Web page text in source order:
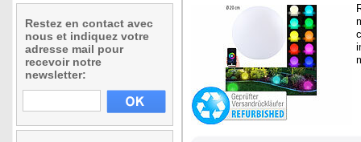
Restez en contact avec
nous et indiquez votre
adresse mail pour
recevoir notre
newsletter: